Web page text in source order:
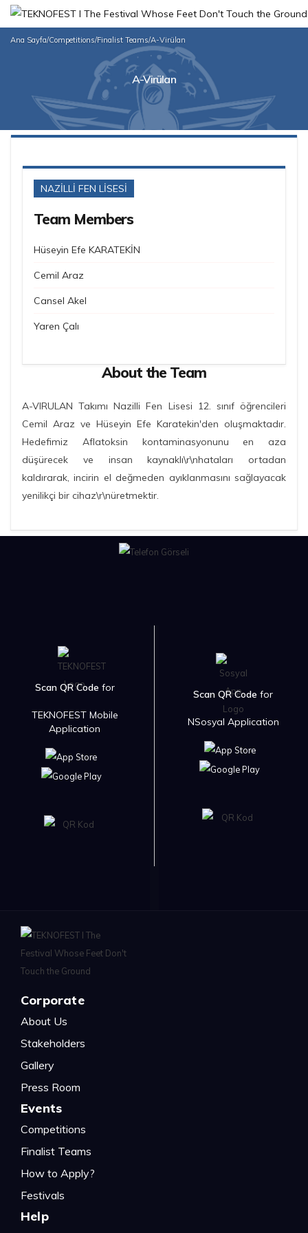
Ana Sayfa/Competitions/Finalist Teams/A-Virülan
A-Virülan
NAZİLLİ FEN LİSESİ
Team Members
Hüseyin Efe KARATEKİN
Cemil Araz
Cansel Akel
Yaren Çalı
About the Team
A-VIRULAN Takımı Nazilli Fen Lisesi 12. sınıf öğrencileri
Cemil Araz ve Hüseyin Efe Karatekin'den oluşmaktadır.
Hedefimiz Aflatoksin kontaminasyonunu en aza
düşürecek ve insan kaynaklı\r\nhataları ortadan
kaldırarak, incirin el değmeden ayıklanmasını sağlayacak
yenilikçi bir cihaz\r\nüretmektir.
Scan QR Code for
TEKNOFEST Mobile
Application
Scan QR Code for
NSosyal Application
Corporate
About Us
Stakeholders
Gallery
Press Room
Events
Competitions
Finalist Teams
How to Apply?
Festivals
Help